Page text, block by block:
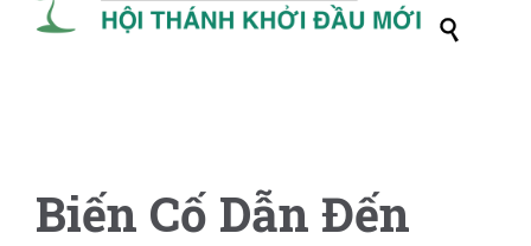

Biến Cố Dẫn Đến